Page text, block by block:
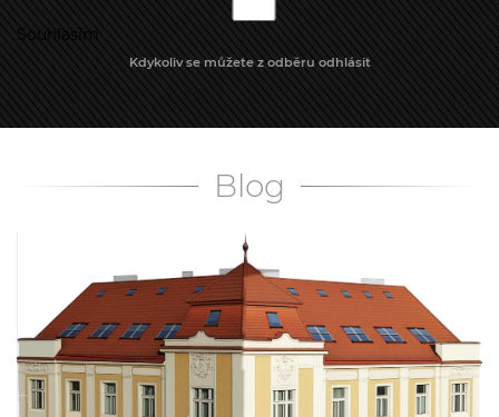
Souhlasím
Kdykoliv se můžete z odběru odhlásit
Blog